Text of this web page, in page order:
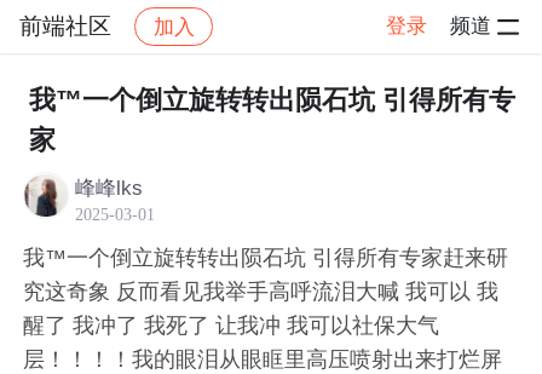
前端社区 加入 登录 频道
社区 前端社区 感慨 帖子详情
我™一个倒立旋转转出陨石坑 引得所有专
家
峰峰lks
2025-03-01
我™一个倒立旋转转出陨石坑 引得所有专家赶来研
究这奇象 反而看见我举手高呼流泪大喊 我可以 我
醒了 我冲了 我死了 让我冲 我可以社保大气
层！！！！我的眼泪从眼眶里高压喷射出来打烂屏